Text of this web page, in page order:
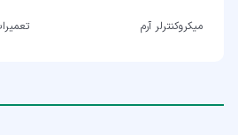
میکروکنترلر آرم